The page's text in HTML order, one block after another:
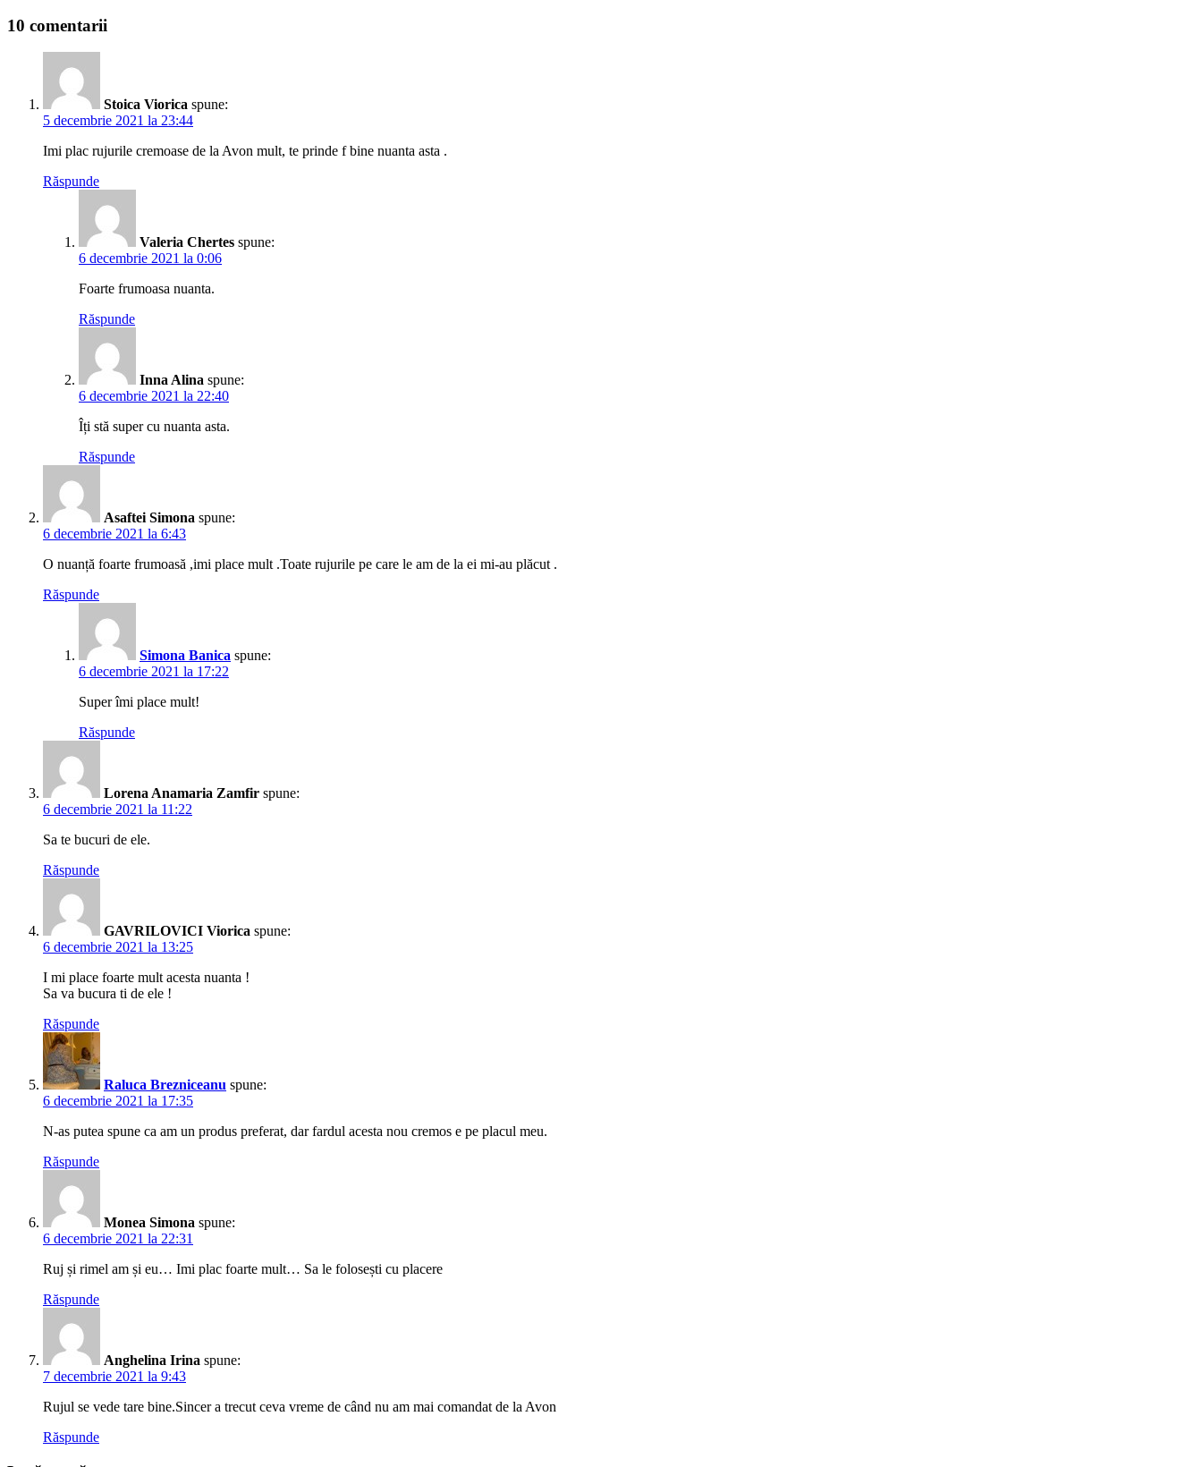
10 comentarii
Stoica Viorica spune:
5 decembrie 2021 la 23:44
Imi plac rujurile cremoase de la Avon mult, te prinde f bine nuanta asta .
Răspunde
Valeria Chertes spune:
6 decembrie 2021 la 0:06
Foarte frumoasa nuanta.
Răspunde
Inna Alina spune:
6 decembrie 2021 la 22:40
Îți stă super cu nuanta asta.
Răspunde
Asaftei Simona spune:
6 decembrie 2021 la 6:43
O nuanță foarte frumoasă ,imi place mult .Toate rujurile pe care le am de la ei mi-au plăcut .
Răspunde
Simona Banica spune:
6 decembrie 2021 la 17:22
Super îmi place mult!
Răspunde
Lorena Anamaria Zamfir spune:
6 decembrie 2021 la 11:22
Sa te bucuri de ele.
Răspunde
GAVRILOVICI Viorica spune:
6 decembrie 2021 la 13:25
I mi place foarte mult acesta nuanta !
Sa va bucura ti de ele !
Răspunde
Raluca Brezniceanu spune:
6 decembrie 2021 la 17:35
N-as putea spune ca am un produs preferat, dar fardul acesta nou cremos e pe placul meu.
Răspunde
Monea Simona spune:
6 decembrie 2021 la 22:31
Ruj și rimel am și eu… Imi plac foarte mult… Sa le folosești cu placere
Răspunde
Anghelina Irina spune:
7 decembrie 2021 la 9:43
Rujul se vede tare bine.Sincer a trecut ceva vreme de când nu am mai comandat de la Avon
Răspunde